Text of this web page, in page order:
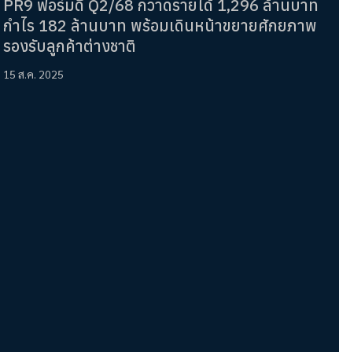
PR9 ฟอร์มดี Q2/68 กวาดรายได้ 1,296 ล้านบาท
กำไร 182 ล้านบาท พร้อมเดินหน้าขยายศักยภาพ
รองรับลูกค้าต่างชาติ
15 ส.ค. 2025